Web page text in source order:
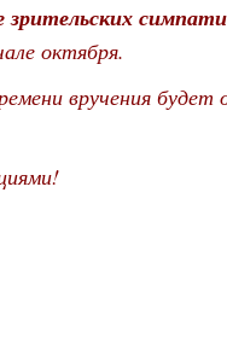
зрительских
октября.
вручения будет